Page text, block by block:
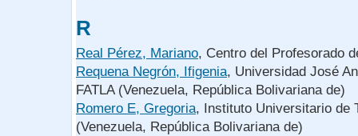
R
Real Pérez, Mariano, Centro del Profesorado
Requena Negrón, Ifigenia, Universidad José
FATLA (Venezuela, República Bolivariana de)
Romero E, Gregoria, Instituto Universitario de
(Venezuela, República Bolivariana de)